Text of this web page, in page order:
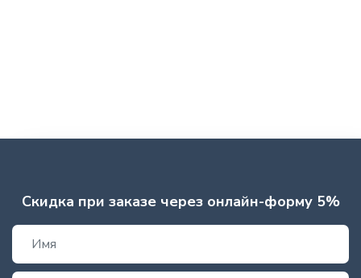
Скидка при заказе через онлайн-форму 5%